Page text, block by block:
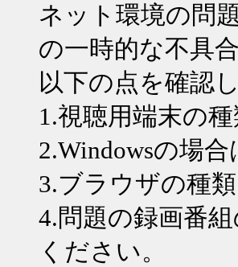
ネット環境の問
の一時的な不具
以下の点を確認
1.視聴用端末の種
2.Windowsの場
3.ブラウザの種類
4.問題の録画番
ください。